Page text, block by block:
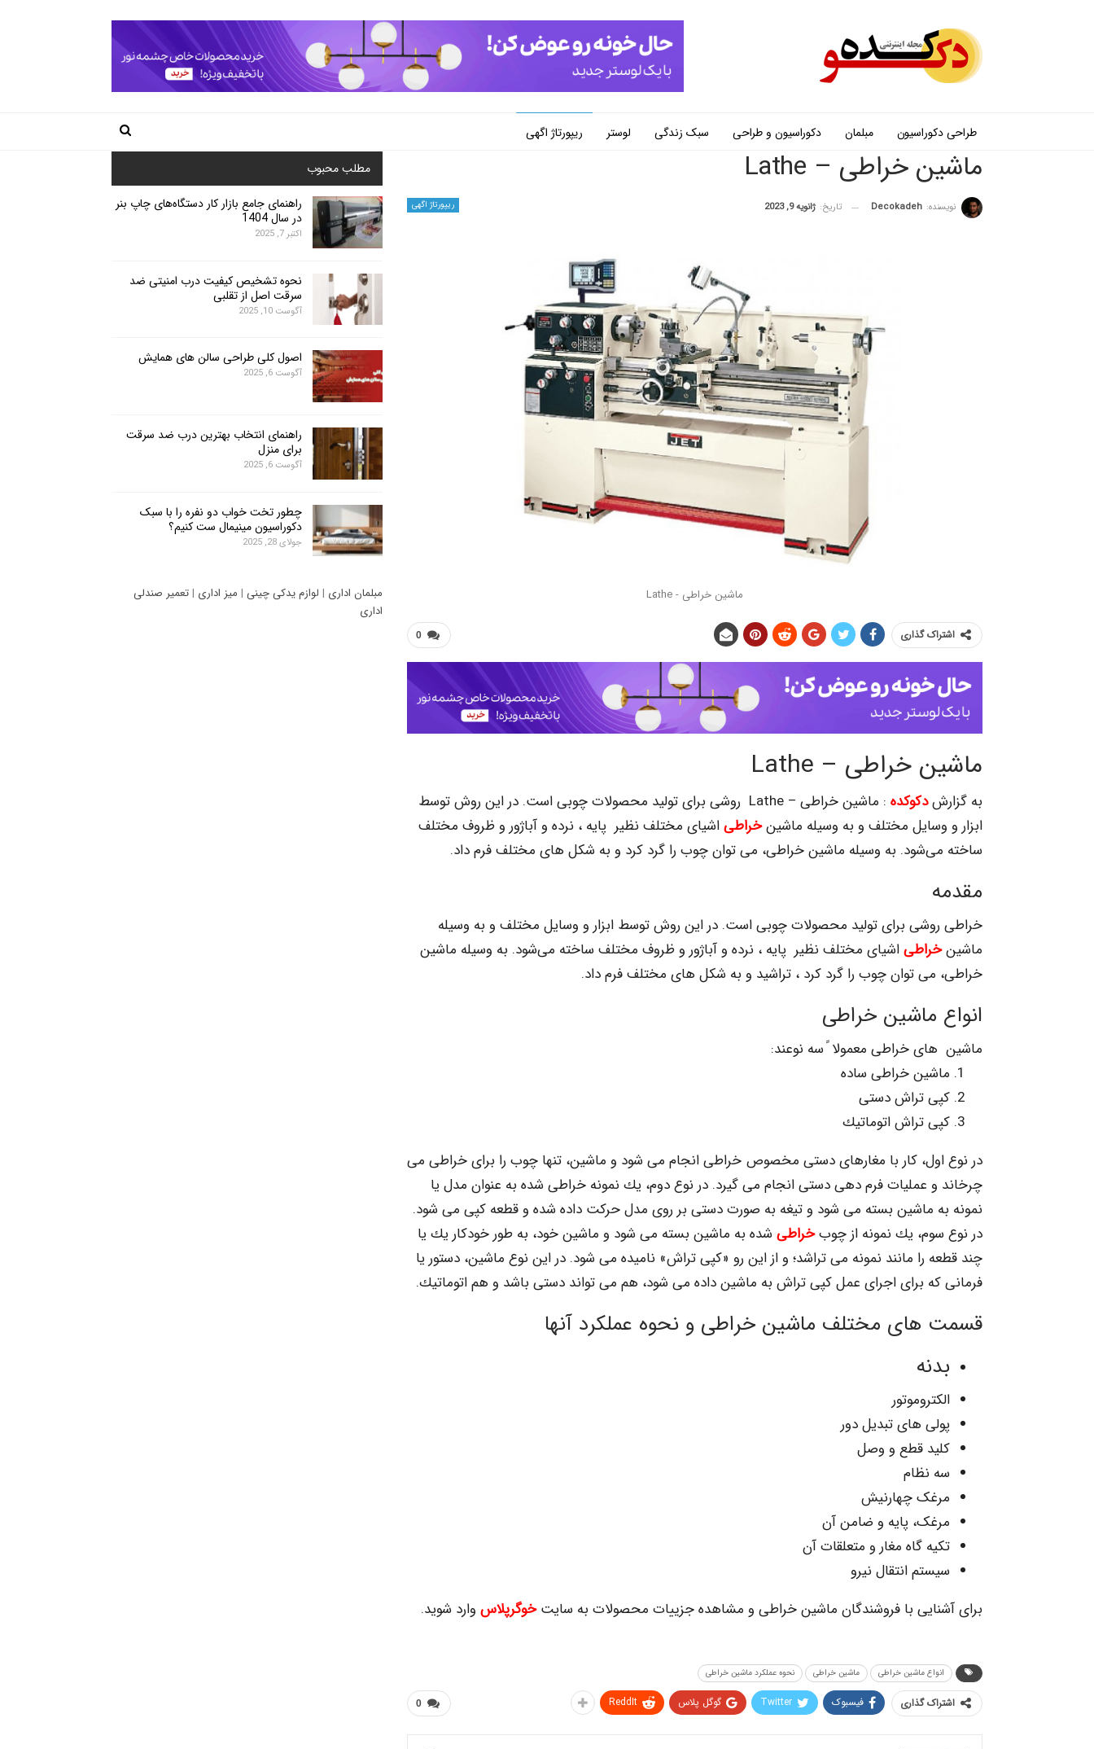
طراحی دکوراسیون مبلمان دکوراسیون و طراحی سبک زندگی لوستر ریپورتاژ اگهی
ماشین خراطی – Lathe
ریپورتاژ اگهی نویسنده: Decokadeh تاریخ: ژانویه 9, 2023
ماشین خراطی - Lathe
0 اشتراک گذاری
ماشین خراطی – Lathe
به گزارشدکوکده
: ماشین خراطی – Lathe روشی برای تولید محصولات چوبی است. در این روش توسط
ابزار و وسایل مختلف و به وسیله ماشینخراطیاشیای مختلف نظیر پایه ، نرده و آباژور و ظروف مختلف
ساخته می‌شود. به وسیله ماشین خراطی، می توان چوب را گرد کرد و به شکل های مختلف فرم داد.
مقدمه
خراطی روشی برای تولید محصولات چوبی است. در این روش توسط ابزار و وسایل مختلف و به وسیله
ماشینخراطیاشیای مختلف نظیر پایه ، نرده و آباژور و ظروف مختلف ساخته می‌شود. به وسیله ماشین
خراطی، می توان چوب را گرد کرد ، تراشید و به شکل های مختلف فرم داد.
انواع ماشین خراطی
ماشین های خراطی معمولا ً سه نوعند:
ماشین خراطی ساده
کپی تراش دستی
کپی تراش اتوماتیك
در نوع اول، کار با مغارهای دستی مخصوص خراطی انجام می شود و ماشین، تنها چوب را برای خراطی می
چرخاند و عملیات فرم دهی دستی انجام می گیرد. در نوع دوم، یك نمونه خراطی شده به عنوان مدل یا
نمونه به ماشین بسته می شود و تیغه به صورت دستی بر روی مدل حرکت داده شده و قطعه کپی می شود.
در نوع سوم، یك نمونه از چوبخراطی شده به ماشین بسته می شود و ماشین خود، به طور خودکار یك یا
چند قطعه را مانند نمونه می تراشد؛ و از این رو «کپی تراش» نامیده می شود. در این نوع ماشین، دستور یا
فرمانی که برای اجرای عمل کپی تراش به ماشین داده می شود، هم می تواند دستی باشد و هم اتوماتیك.
قسمت های مختلف ماشین خراطی و نحوه عملکرد آنها
بدنه
الکتروموتور
پولی های تبدیل دور
کلید قطع و وصل
سه نظام
مرغک چهارنیش
مرغک، پایه و ضامن آن
تکیه گاه مغار و متعلقات آن
سیستم انتقال نیرو
برای آشنایی با فروشندگان ماشین خراطی و مشاهده جزییات محصولات به سایتخوگرپلاس وارد شوید.
انواع ماشین خراطی ماشین خراطی نحوه عملکرد ماشین خراطی
0 اشتراک گذاری فیسبوک Twitter گوگل پلاس ReddIt
مطلب محبوب
راهنمای جامع بازار کار دستگاه‌های چاپ بنر
در سال 1404
اکتبر 7, 2025
نحوه تشخیص کیفیت درب امنیتی ضد
سرقت اصل از تقلبی
آگوست 10, 2025
اصول کلی طراحی سالن های همایش
آگوست 6, 2025
راهنمای انتخاب بهترین درب ضد سرقت
برای منزل
آگوست 6, 2025
چطور تخت خواب دو نفره را با سبک
دکوراسیون مینیمال ست کنیم؟
جولای 28, 2025
مبلمان اداری | لوازم یدکی چینی | میز اداری | تعمیر صندلی
اداری